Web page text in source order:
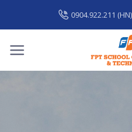
content
0904.922.211